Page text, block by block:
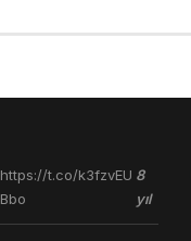
https://t.co/k3fzvEU
Bbo
8
yıl